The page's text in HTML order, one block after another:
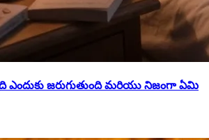
ఎందుకు జరుగుతుంది మరియు నిజంగా ఏమి